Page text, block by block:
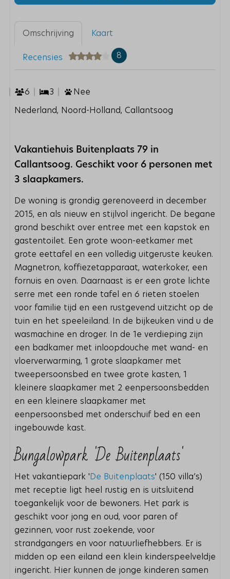
Omschrijving Kaart
Recensies 8
6 3 Nee
Nederland, Noord-Holland, Callantsoog
Vakantiehuis Buitenplaats 79 in
Callantsoog. Geschikt voor 6 personen met
3 slaapkamers.
De woning is grondig gerenoveerd in december
2015, en als nieuw en stijlvol ingericht. De begane
grond beschikt over entree met een kapstok en
gastentoilet. Een grote woon-eetkamer met
grote eettafel en een volledig uitgeruste keuken.
Magnetron, koffiezetapparaat, waterkoker, een
fornuis en oven. Daarnaast is er een grote lichte
serre met een ronde tafel en 6 rieten stoelen
voor familie tijd en een rustgevend uitzicht op de
tuin en het speeleiland. In de bijkeuken vind u de
wasmachine en droger. In de 1e verdieping zijn
een badkamer met inloopdouche met wand- en
vloerverwarming, 1 grote slaapkamer met
tweepersoonsbed en twee grote kasten, 1
kleinere slaapkamer met 2 eenpersoonsbedden
en een kleinere slaapkamer met
eenpersoonsbed met onderschuif bed en een
ingebouwde kast.
Bungalowpark 'De Buitenplaats'
Het vakantiepark ' De Buitenplaats' (150 villa’s)
met receptie ligt heel rustig en is uitsluitend
toegankelijk voor de bewoners. Het park is
geschikt voor jong en oud, voor paren of
gezinnen, voor rust zoekende, voor
strandgangers en voor natuurliefhebbers. Er is
midden op een eiland een klein kinderspeelveldje
ingericht. Hier kunnen de jonge kinderen samen